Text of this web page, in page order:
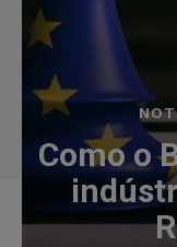
Como o